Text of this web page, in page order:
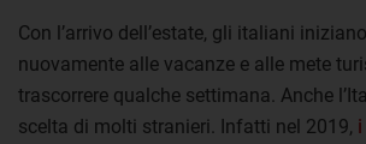
Con l’arrivo dell’estate, gli italiani
nuovamente alle vacanze e alle mete
trascorrere qualche settimana. Anche
scelta di molti stranieri. Infatti nel 2019,